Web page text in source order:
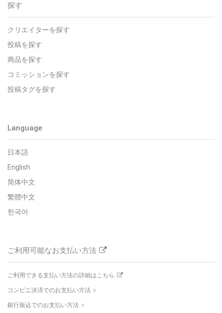
探す
クリエイターを探す
投稿を探す
商品を探す
コミッションを探す
投稿タグを探す
Language
日本語
English
简体中文
繁體中文
한국어
ご利用可能なお支払い方法
ご利用できる支払い方法の詳細はこちら
コンビニ決済でのお支払い方法
銀行振込でのお支払い方法